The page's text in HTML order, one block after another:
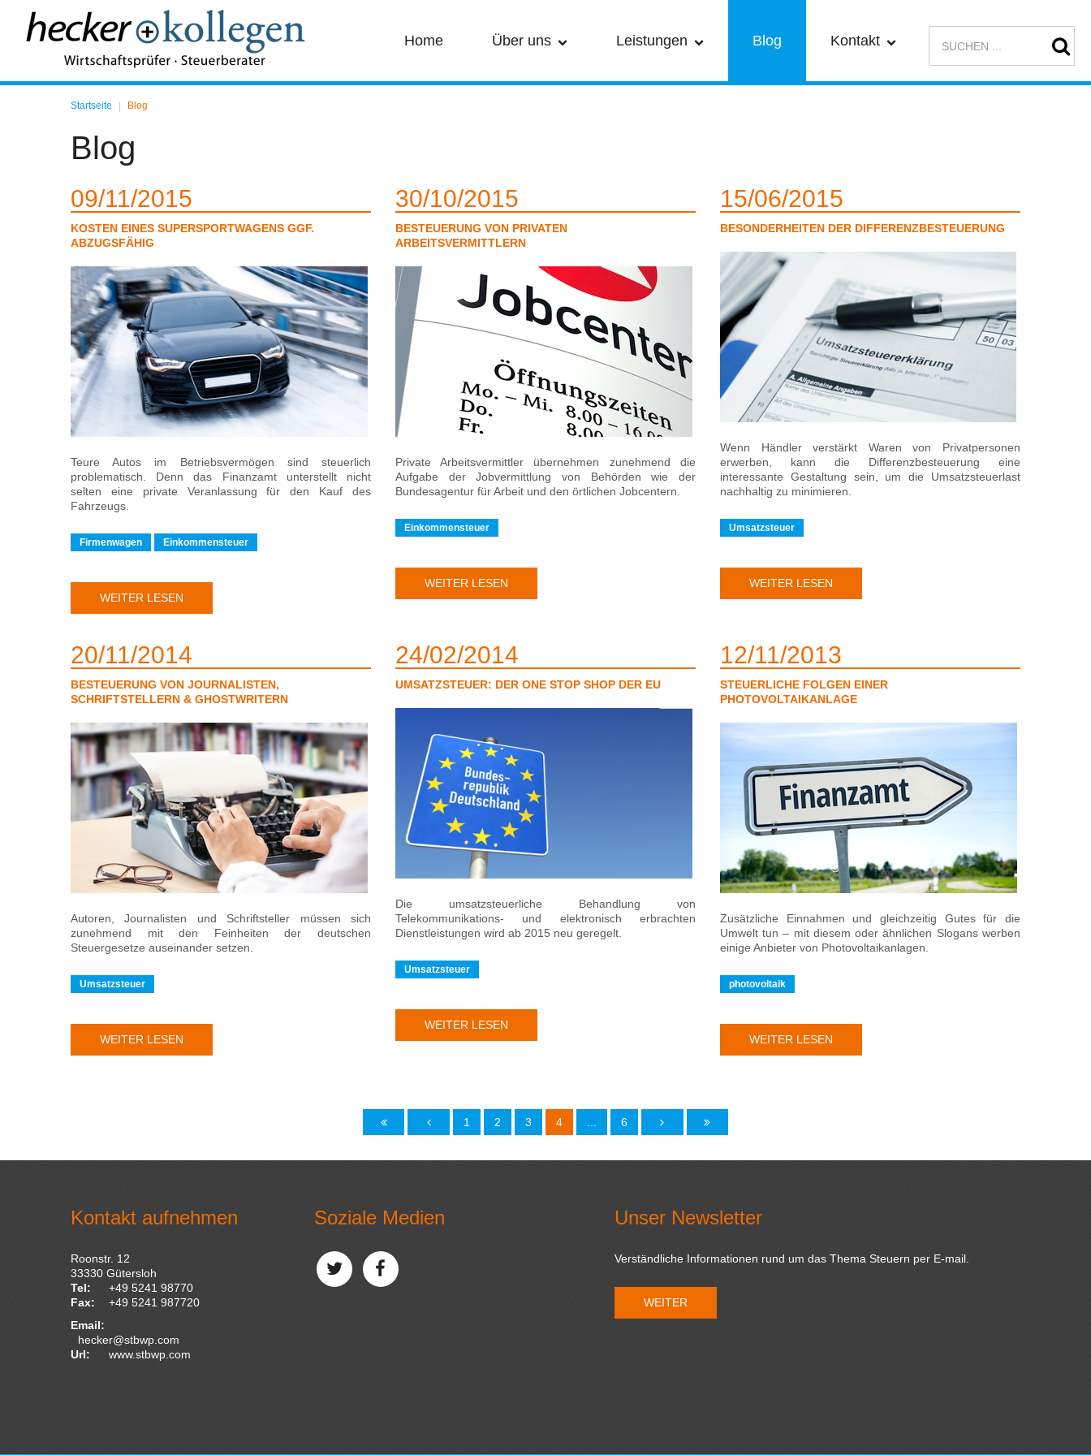
Home Über uns
Wen Wir
Beraten
Leistungen Blog Kontakt
Startseite | Blog
Blog
09 11 2015
KOSTEN EINES SUPERSPORTWAGENS GGF.
ABZUGSFÄHIG
Teure Autos im Betriebsvermögen sind steuerlich
problematisch. Denn das Finanzamt unterstellt nicht
selten eine private Veranlassung für den Kauf des
Fahrzeugs.
Firmenwagen Einkommensteuer
WEITER LESEN
30 10 2015
BESTEUERUNG VON PRIVATEN
ARBEITSVERMITTLERN
Private Arbeitsvermittler übernehmen zunehmend die
Aufgabe der Jobvermittlung von Behörden wie der
Bundesagentur für Arbeit und den örtlichen Jobcentern.
Einkommensteuer
WEITER LESEN
15 06 2015
BESONDERHEITEN DER DIFFERENZBESTEUERUNG
Wenn Händler verstärkt Waren von Privatpersonen
erwerben, kann die Differenzbesteuerung eine
interessante Gestaltung sein, um die Umsatzsteuerlast
nachhaltig zu minimieren.
Umsatzsteuer
WEITER LESEN
20 11 2014
BESTEUERUNG VON JOURNALISTEN,
SCHRIFTSTELLERN & GHOSTWRITERN
Autoren, Journalisten und Schriftsteller müssen sich
zunehmend mit den Feinheiten der deutschen
Steuergesetze auseinander setzen.
Umsatzsteuer
WEITER LESEN
24 02 2014
UMSATZSTEUER: DER ONE STOP SHOP DER EU
Die umsatzsteuerliche Behandlung von
Telekommunikations- und elektronisch erbrachten
Dienstleistungen wird ab 2015 neu geregelt.
Umsatzsteuer
WEITER LESEN
12 11 2013
STEUERLICHE FOLGEN EINER
PHOTOVOLTAIKANLAGE
Zusätzliche Einnahmen und gleichzeitig Gutes für die
Umwelt tun – mit diesem oder ähnlichen Slogans werben
einige Anbieter von Photovoltaikanlagen.
photovoltaik
WEITER LESEN
1 2 3 4 6
Kontakt aufnehmen
Roonstr. 12
33330 Gütersloh
Tel:
+49 5241 98770
Fax:
+49 5241 987720
Email:
hecker@stbwp.com
Url:
www.stbwp.com
Soziale Medien Unser Newsletter
Verständliche Informationen rund um das Thema Steuern per E-mail.
WEITER